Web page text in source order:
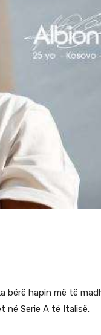
bërë hapin më të
në Serie A të Italisë.